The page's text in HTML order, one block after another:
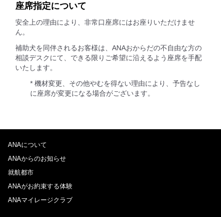
座席指定について
安全上の理由により、非常口座席にはお座りいただけませ
ん。
補助犬を同伴されるお客様は、ANAおからだの不自由な方の
相談デスクにて、できる限りご希望に沿えるよう座席を手配
いたします。
* 機材変更、その他やむを得ない理由により、予告なし
に座席が変更になる場合がございます。
ANAについて
ANAからのお知らせ
就航都市
ANAがお約束する体験
ANAマイレージクラブ